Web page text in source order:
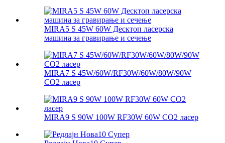
MIRA5 S 45W 60W Десктоп ласерска
машина за гравирање и сечење
MIRA7 S 45W/60W/RF30W/60W/80W/90W
CO2 ласер
MIRA9 S 90W 100W RF30W 60W CO2 ласер